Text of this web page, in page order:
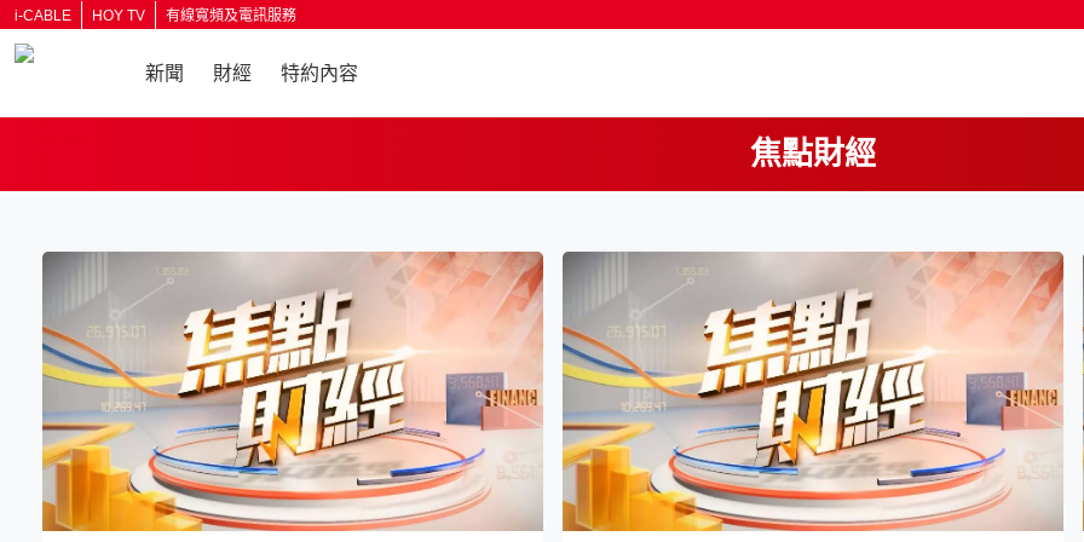
i-CABLE HOY TV 有線寬頻及電訊服務
新聞 財經 特約內容
焦點財經
按輸入鍵開始搜尋